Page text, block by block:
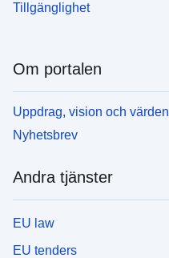
Tillgänglighet
Om portalen
Uppdrag, vision och värden
Nyhetsbrev
Andra tjänster
EU law
EU tenders